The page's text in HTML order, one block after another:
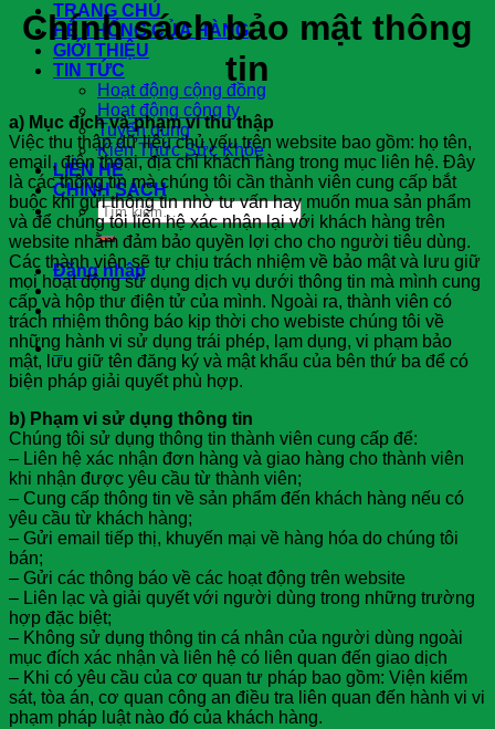
TRANG CHỦ
HỆ THỐNG CỬA HÀNG
GIỚI THIỆU
TIN TỨC
Hoạt động cộng đồng
Hoạt động công ty
Tuyển dụng
Kiến Thức Sức Khỏe
LIÊN HỆ
CHÍNH SÁCH
Tìm
kiếm:
Đăng nhập
0
0
Chính sách bảo mật thông
tin
a) Mục đích và phạm vi thu thập
Việc thu thập dữ liệu chủ yếu trên website bao gồm: họ tên,
email, điện thoại, địa chỉ khách hàng trong mục liên hệ. Đây
là các thông tin mà chúng tôi cần thành viên cung cấp bắt
buộc khi gửi thông tin nhờ tư vấn hay muốn mua sản phẩm
và để chúng tôi liên hệ xác nhận lại với khách hàng trên
website nhằm đảm bảo quyền lợi cho cho người tiêu dùng.
Các thành viên sẽ tự chịu trách nhiệm về bảo mật và lưu giữ
mọi hoạt động sử dụng dịch vụ dưới thông tin mà mình cung
cấp và hộp thư điện tử của mình. Ngoài ra, thành viên có
trách nhiệm thông báo kịp thời cho webiste chúng tôi về
những hành vi sử dụng trái phép, lạm dụng, vi phạm bảo
mật, lưu giữ tên đăng ký và mật khẩu của bên thứ ba để có
biện pháp giải quyết phù hợp.
b) Phạm vi sử dụng thông tin
Chúng tôi sử dụng thông tin thành viên cung cấp để:
– Liên hệ xác nhận đơn hàng và giao hàng cho thành viên
khi nhận được yêu cầu từ thành viên;
– Cung cấp thông tin về sản phẩm đến khách hàng nếu có
yêu cầu từ khách hàng;
– Gửi email tiếp thị, khuyến mại về hàng hóa do chúng tôi
bán;
– Gửi các thông báo về các hoạt động trên website
– Liên lạc và giải quyết với người dùng trong những trường
hợp đặc biệt;
– Không sử dụng thông tin cá nhân của người dùng ngoài
mục đích xác nhận và liên hệ có liên quan đến giao dịch
– Khi có yêu cầu của cơ quan tư pháp bao gồm: Viện kiểm
sát, tòa án, cơ quan công an điều tra liên quan đến hành vi vi
phạm pháp luật nào đó của khách hàng.